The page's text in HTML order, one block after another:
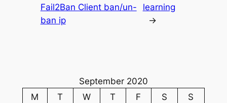
Fail2Ban Client ban/un-
ban ip
learning
→
September 2020
M
T W T F S
S